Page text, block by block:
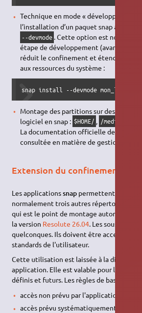
Technique en mode « développement »
l’installation d’un paquet snap avec
--devmode . Cette option est
étape de développement (avant mise
réduit le confinement et étend l'accès
aux ressources du système :
snap install --devmode mon_logiciel
Montage des partitions sur des points
logiciel en snap : $HOME/ , /media/
La documentation officielle de
consultée en matière de gestion des
Extension du confinement
Les applicationssnap permettent malgré
normalement trois autres répertoires :
qui est le point de montage automatique
la version Resolute 26.04 . Les sous-
quelconques. Ils doivent être accessibles
standards de l'utilisateur.
Cette utilisation est laissée à la discrétion
application. Elle est valable pour
définis et futurs. Les règles de base sont
accès non prévu par l'application ;
accès prévu systématiquement par